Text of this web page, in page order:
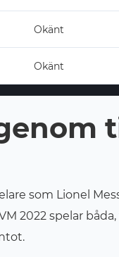
Okänt
Okänt
som Lionel
2022 spelar